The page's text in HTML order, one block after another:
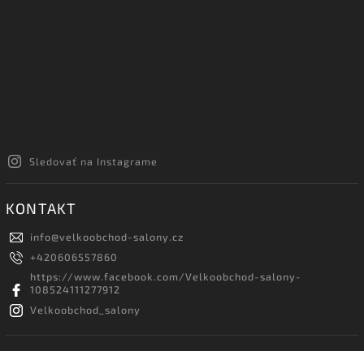
Sledovať na Instagrame
KONTAKT
info@velkoobchod-salony.cz
+420606557860
https://www.facebook.com/Velkoobchod-salony-
108524111277912
Velkoobchod_salony